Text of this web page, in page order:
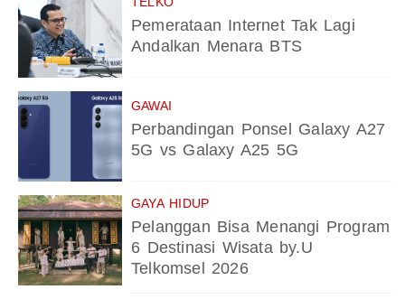
Pemerataan Internet Tak Lagi
Andalkan Menara BTS
GAWAI
Perbandingan Ponsel Galaxy A27
5G vs Galaxy A25 5G
GAYA HIDUP
Pelanggan Bisa Menangi Program
6 Destinasi Wisata by.U
Telkomsel 2026